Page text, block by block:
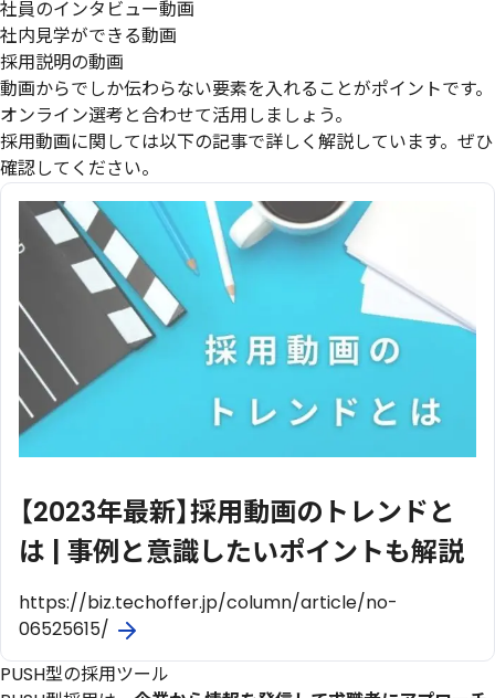
社員のインタビュー動画
社内見学ができる動画
採用説明の動画
動画からでしか伝わらない要素を入れることがポイントです。
オンライン選考と合わせて活用しましょう。
採用動画に関しては以下の記事で詳しく解説しています。ぜひ
確認してください。
【2023年最新】採用動画のトレンドと
は | 事例と意識したいポイントも解説
https://biz.techoffer.jp/column/article/no-
06525615/
PUSH型の採用ツール